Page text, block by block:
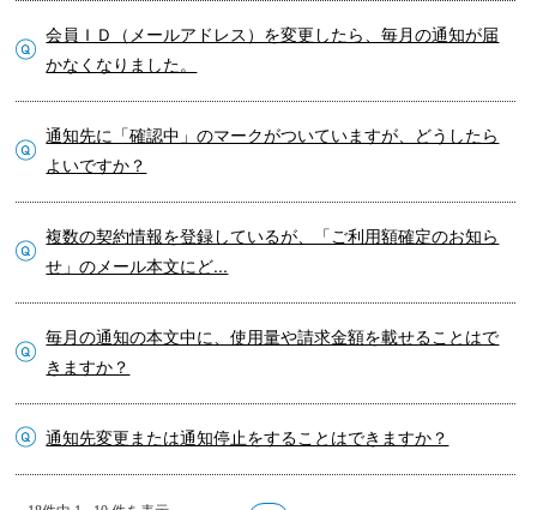
会員ＩＤ（メールアドレス）を変更したら、毎月の通知が届
かなくなりました。
通知先に「確認中」のマークがついていますが、どうしたら
よいですか？
複数の契約情報を登録しているが、「ご利用額確定のお知ら
せ」のメール本文にど...
毎月の通知の本文中に、使用量や請求金額を載せることはで
きますか？
通知先変更または通知停止をすることはできますか？